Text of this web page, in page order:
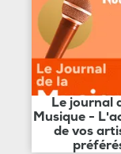
Le journal
Musique -
de vos